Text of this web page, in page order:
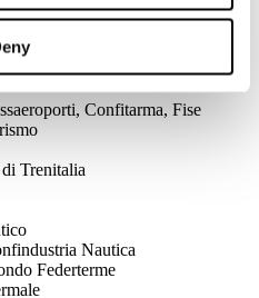
del tour operating in Italia
Confitarma, Fise
Trenitalia
Nautica
Federterme